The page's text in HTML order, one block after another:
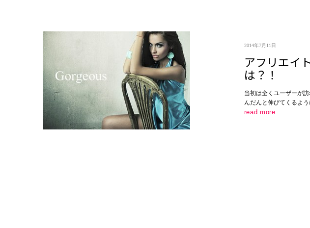
2014年7月11日
アフリエイ
は？！
当初は全くユーザーが
んだんと伸びてくるよ
read more